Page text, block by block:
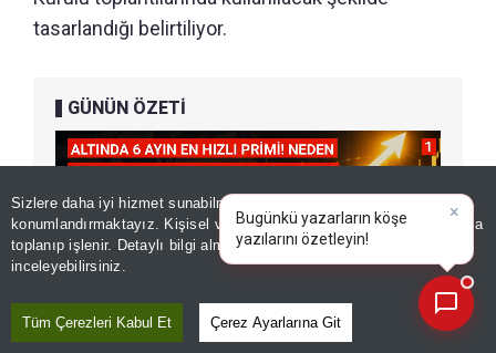
Sizlere daha iyi hizmet sunabilmek adına sitemizde
konumlandırmaktayız. Kişisel verileriniz, KVKK ve GDPR kapsamında
toplanıp işlenir. Detaylı bilgi almak içinAydınlatma Metnimizi
inceleyebilirsiniz.
Tüm Çerezleri Kabul Et Çerez Ayarlarına Git
tasarlandığı belirtiliyor.
GÜNÜN ÖZETİ
×
Bugünkü yazarların köşe
yazılarını özetleyin!